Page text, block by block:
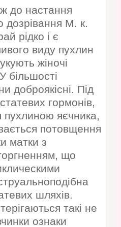
до настання
дозрівання М. к.
рідко і є
виду пухлин
жіночі
більшості
доброякісні. Під
гормонів,
яєчника,
потовщення
матки з
що
шляхів.
такі не
ознаки